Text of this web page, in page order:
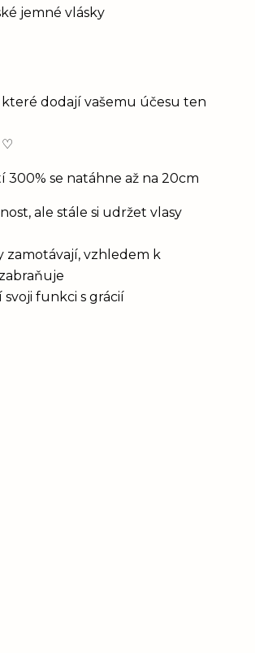
jemné vlásky
které dodají vašemu účesu ten
♡
se natáhne až na 20cm
ale stále si udržet vlasy
zamotávají, vzhledem k
funkci s grácií